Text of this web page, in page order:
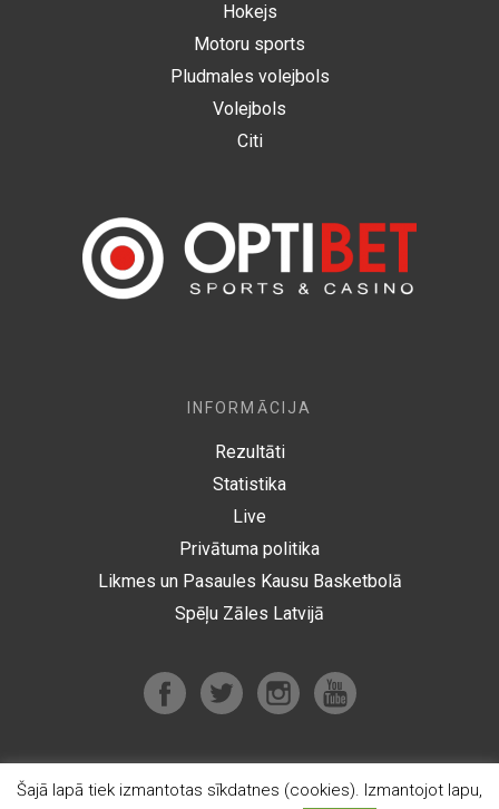
Hokejs
Motoru sports
Pludmales volejbols
Volejbols
Citi
INFORMĀCIJA
Rezultāti
Statistika
Live
Privātuma politika
Likmes un Pasaules Kausu Basketbolā
Spēļu Zāles Latvijā
Šajā lapā tiek izmantotas sīkdatnes (cookies). Izmantojot lapu,